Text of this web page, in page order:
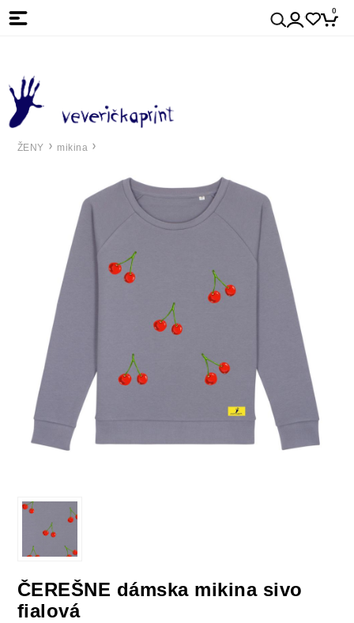
0
ŽENY mikina
ČEREŠNE dámska mikina sivo
fialová